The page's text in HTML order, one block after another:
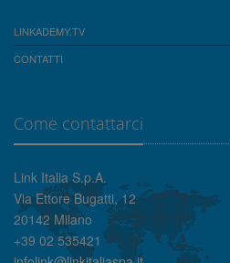
LINKADEMY.TV
CONTATTI
Come contattarci
Link Italia S.p.A.
Via Ettore Bugatti, 12
20142 Milano
+39 02 535421